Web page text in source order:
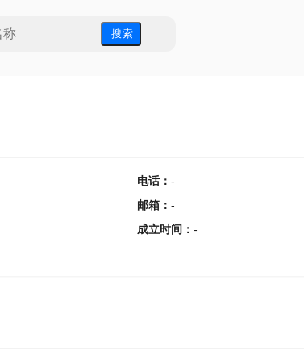
搜 索
电话： -
邮箱 ： -
成立时间 ： -